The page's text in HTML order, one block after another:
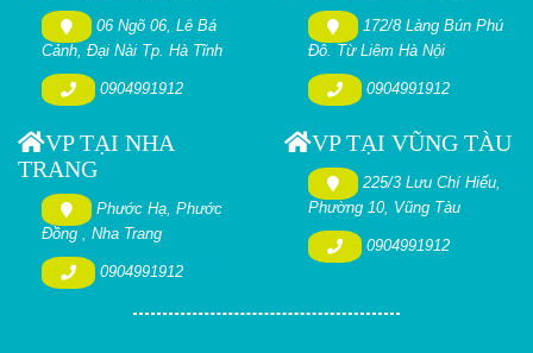
06 Ngõ 06, Lê Bá
Cảnh, Đại Nài Tp. Hà Tĩnh
0904991912
172/8 Làng Bún Phú
Đô. Từ Liêm Hà Nội
0904991912
VP TẠI NHA
TRANG
Phước Hạ, Phước
Đồng , Nha Trang
0904991912
VP TẠI VŨNG TÀU
225/3 Lưu Chí Hiếu,
Phường 10, Vũng Tàu
0904991912